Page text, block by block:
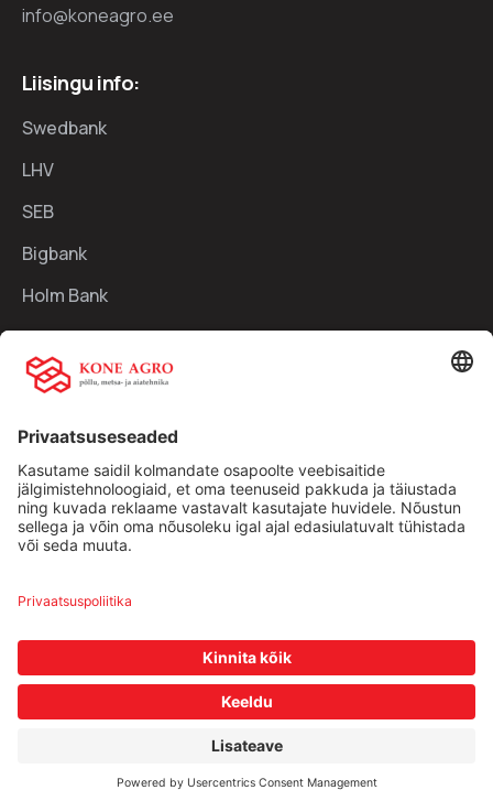
info@koneagro.ee
Liisingu info:
Swedbank
LHV
SEB
Bigbank
Holm Bank
Kiirlingid:
Traktorid
Kasutatud tehnika
Kontakt
Müügitingimused|Privaatsuspoliitika